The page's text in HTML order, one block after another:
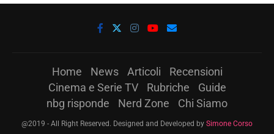
Home News Articoli
Recensioni
Cinema e Serie TV
Rubriche
Guide
nbg risponde
Nerd Zone Chi Siamo
@2019 - All Right Reserved. Designed and Developed by Simone Corso